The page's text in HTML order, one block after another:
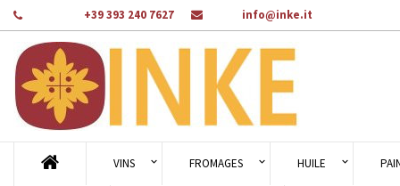
+39 393 240 7627 info@inke.it
VINS FROMAGES HUILE